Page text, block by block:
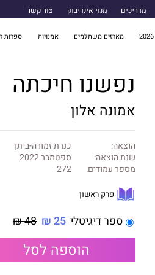
מדריכים מנוי אינדיבוק צור קשר
מארזים משתלמים אמנויות ספרות
נפשנו חיכתה
אמונה אלון
הוצאה:
כנרת זמורה-ביתן
שנת הוצאה:
ספטמבר 2022
מספר עמודים:
272
פרק ראשון
ספר דיגיטלי 25 ₪
48 ₪
הוספה לסל